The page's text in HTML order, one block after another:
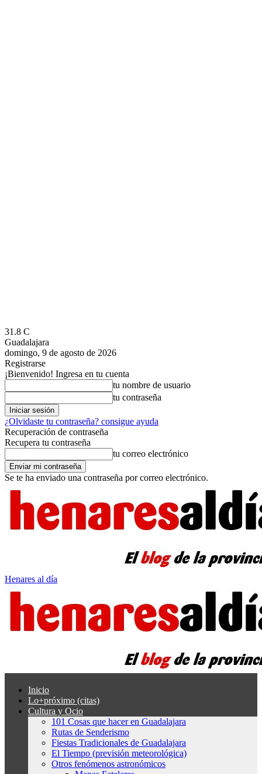
31.8 C
Guadalajara
domingo, 9 de agosto de 2026
Registrarse
¡Bienvenido! Ingresa en tu cuenta
tu nombre de usuario
tu contraseña
¿Olvidaste tu contraseña? consigue ayuda
Recuperación de contraseña
Recupera tu contraseña
tu correo electrónico
Se te ha enviado una contraseña por correo electrónico.
Henares al día
Inicio
Lo+próximo (citas)
Cultura y Ocio
101 Cosas que hacer en Guadalajara
Rutas de Senderismo
Fiestas Tradicionales de Guadalajara
El Tiempo (previsión meteorológica)
Otros fenómenos astronómicos